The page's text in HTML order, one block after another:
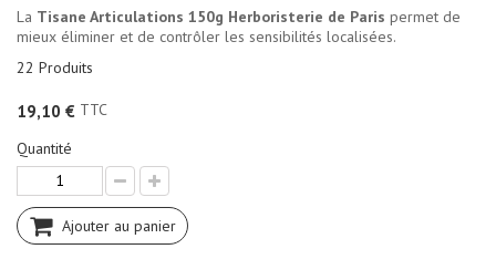
La Tisane Articulations 150g Herboristerie de Paris permet de
mieux éliminer et de contrôler les sensibilités localisées.
22 Produits
19,10 € TTC
Quantité
Ajouter au panier